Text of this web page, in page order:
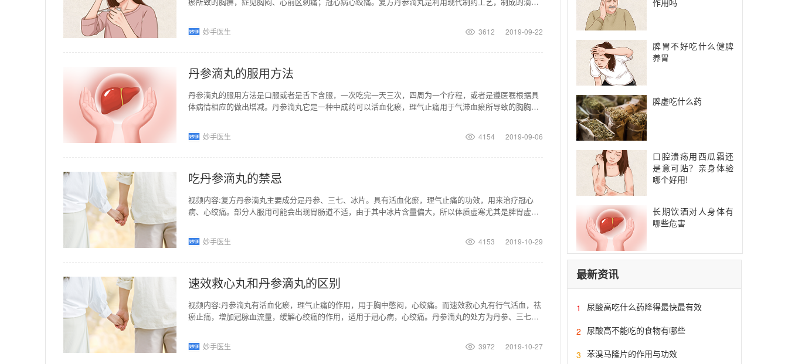
妙手医生 3612 2019-09-22
丹参滴丸的服用方法
丹参滴丸的服用方法是口服或者是舌下含服，一次吃完一天三次，四周为一个疗程，或者是遵医嘱根据具
体病情相应的做出增减。丹参滴丸它是一种中成药可以活血化瘀，理气止痛用于气滞血瘀所导致的胸胸证
妙手医生 4154 2019-09-06
吃丹参滴丸的禁忌
视频内容:复方丹参滴丸主要成分是丹参、三七、冰片。具有活血化瘀，理气止痛的功效，用来治疗冠心
病、心绞痛。部分人服用可能会出现胃肠道不适，由于其中冰片含量偏大，所以体质虚寒尤其是脾胃虚
妙手医生 4153 2019-10-29
速效救心丸和丹参滴丸的区别
视频内容:丹参滴丸有活血化瘀，理气止痛的作用，用于胸中憋闷，心绞痛。而速效救心丸有行气活血，祛
瘀止痛，增加冠脉血流量，缓解心绞痛的作用，适用于冠心病，心绞痛。丹参滴丸的处方为丹参、三七、
妙手医生 3972 2019-10-27
脾胃不好吃什么健脾
养胃
脾虚吃什么药
口腔溃疡用西瓜霜还
是意可贴？亲身体验
哪个好用!
长期饮酒对人身体有
哪些危害
最新资讯
1 尿酸高吃什么药降得最快最有效
2 尿酸高不能吃的食物有哪些
3 苯溴马隆片的作用与功效